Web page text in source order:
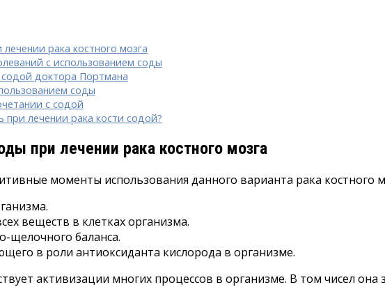
рака костного мозга
с использованием соды
содой доктора Портмана
соды
с содой
при лечении рака кости содой?
при лечении рака костного мозга
моменты использования данного варианта рака костного
веществ в клетках организма.
щелочного баланса.
в роли антиоксиданта кислорода в организме.
активизации многих процессов в организме. В том чисел она